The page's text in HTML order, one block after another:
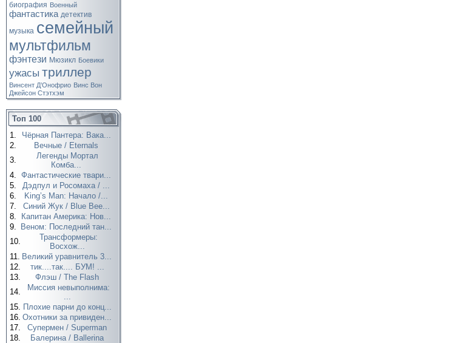
биография Военный
фантастика детектив
музыка семейный
мультфильм
фэнтези Мюзикл Боевики
ужасы триллер
Винсент Д’Онофрио Винс Вон
Джейсон Стэтхэм
Топ 100
1.
Чёрная Пантера: Вака...
2.
Вечные / Eternals
3.
Легенды Мортал
Комба...
4. Фантастические твари...
5.
Дэдпул и Росомаха / ...
6.
King’s Man: Начало /...
7.
Синий Жук / Blue Bee...
8.
Капитан Америка: Нов...
9.
Веном: Последний тан...
10.
Трансформеры:
Восхож...
11. Великий уравнитель 3...
12.
тик....так.... БУМ! ...
13.
Флэш / The Flash
14.
Миссия невыполнима:
...
15. Плохие парни до конц...
16. Охотники за привиден...
17.
Супермен / Superman
18.
Балерина / Ballerina